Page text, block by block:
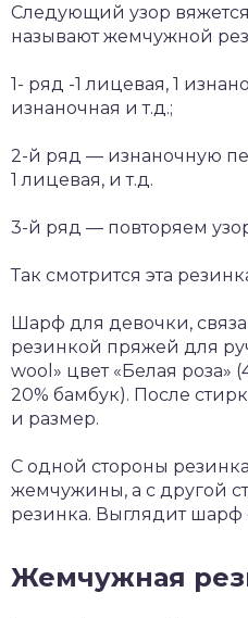
Следующий узор
называют жемчужной
1- ряд -1 лицевая, 1
изнаночная и т.д.;
2-й ряд — изнаночную
1 лицевая, и т.д.
3-й ряд — повторяем
Так смотрится эта
Шарф для девочки,
резинкой пряжей для
wool» цвет «Белая роза»
20% бамбук). После
и размер.
С одной стороны
жемчужины, а с другой
резинка. Выглядит шарф
Жемчужная